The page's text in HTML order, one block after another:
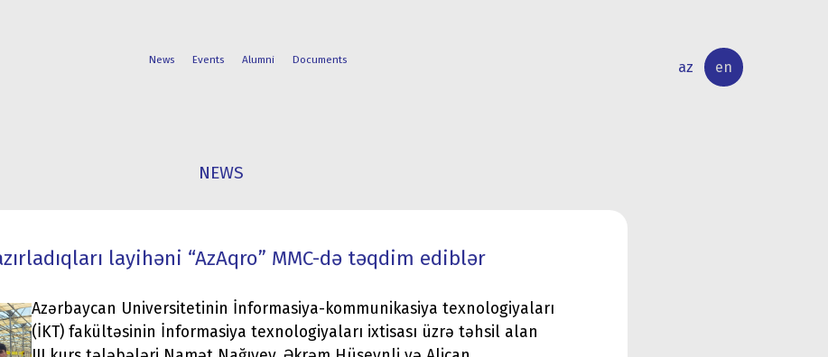
News Events Alumni Documents az en
NEWS
layihəni “AzAqro” MMC-də təqdim ediblər
Azərbaycan Universitetinin İnformasiya-kommunikasiya texnologiyaları
(İKT) fakültəsinin İnformasiya texnologiyaları ixtisası üzrə təhsil alan